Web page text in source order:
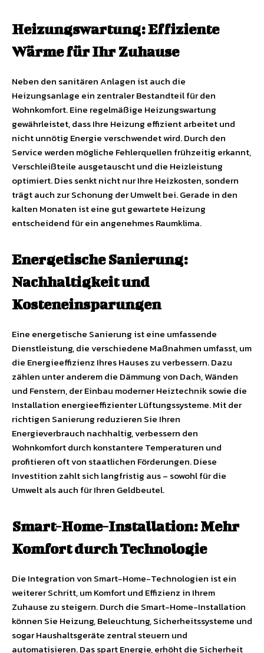
Heizungswartung: Effiziente
Wärme für Ihr Zuhause
Neben den sanitären Anlagen ist auch die
Heizungsanlage ein zentraler Bestandteil für den
Wohnkomfort. Eine regelmäßige Heizungswartung
gewährleistet, dass Ihre Heizung effizient arbeitet und
nicht unnötig Energie verschwendet wird. Durch den
Service werden mögliche Fehlerquellen frühzeitig erkannt,
Verschleißteile ausgetauscht und die Heizleistung
optimiert. Dies senkt nicht nur Ihre Heizkosten, sondern
trägt auch zur Schonung der Umwelt bei. Gerade in den
kalten Monaten ist eine gut gewartete Heizung
entscheidend für ein angenehmes Raumklima.
Energetische Sanierung:
Nachhaltigkeit und
Kosteneinsparungen
Eine energetische Sanierung ist eine umfassende
Dienstleistung, die verschiedene Maßnahmen umfasst, um
die Energieeffizienz Ihres Hauses zu verbessern. Dazu
zählen unter anderem die Dämmung von Dach, Wänden
und Fenstern, der Einbau moderner Heiztechnik sowie die
Installation energieeffizienter Lüftungssysteme. Mit der
richtigen Sanierung reduzieren Sie Ihren
Energieverbrauch nachhaltig, verbessern den
Wohnkomfort durch konstantere Temperaturen und
profitieren oft von staatlichen Förderungen. Diese
Investition zahlt sich langfristig aus – sowohl für die
Umwelt als auch für Ihren Geldbeutel.
Smart-Home-Installation: Mehr
Komfort durch Technologie
Die Integration von Smart-Home-Technologien ist ein
weiterer Schritt, um Komfort und Effizienz in Ihrem
Zuhause zu steigern. Durch die Smart-Home-Installation
können Sie Heizung, Beleuchtung, Sicherheitssysteme und
sogar Haushaltsgeräte zentral steuern und
automatisieren. Das spart Energie, erhöht die Sicherheit